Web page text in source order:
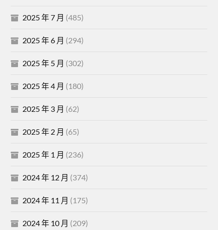
2025 年 7 月 (485)
2025 年 6 月 (294)
2025 年 5 月 (302)
2025 年 4 月 (180)
2025 年 3 月 (62)
2025 年 2 月 (65)
2025 年 1 月 (236)
2024 年 12 月 (374)
2024 年 11 月 (175)
2024 年 10 月 (209)